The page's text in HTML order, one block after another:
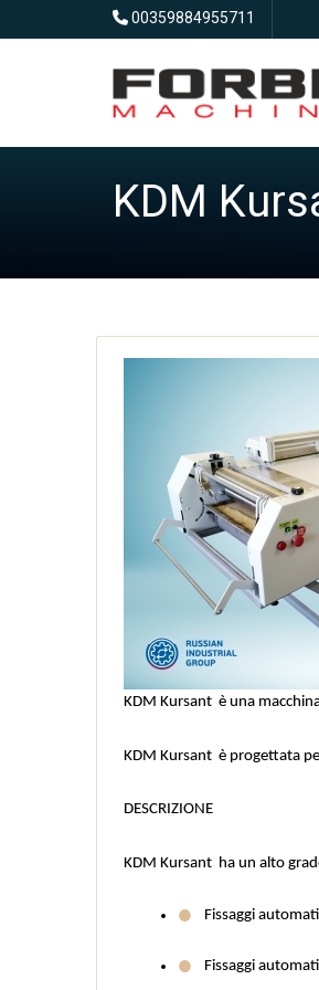
00359884955711
KDM
KDM Kursant  è una
KDM Kursant  è progettata
DESCRIZIONE
KDM Kursant  ha un alto
Fissaggi
Fissaggi